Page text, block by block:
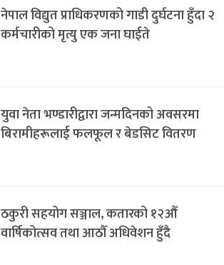
नेपाल विद्युत प्राधिकरणको गाडी दुर्घटना हुँदा २
कर्मचारीको मृत्यु एक जना घाईते
युवा नेता भण्डारीद्वारा जन्मदिनको अवसरमा
बिरामीहरूलाई फलफूल र बेडसिट वितरण
ठकुरी सहयोग सञ्जाल, कतारको १२औँ
वार्षिकोत्सव तथा आठौँ अधिवेशन हुँदै